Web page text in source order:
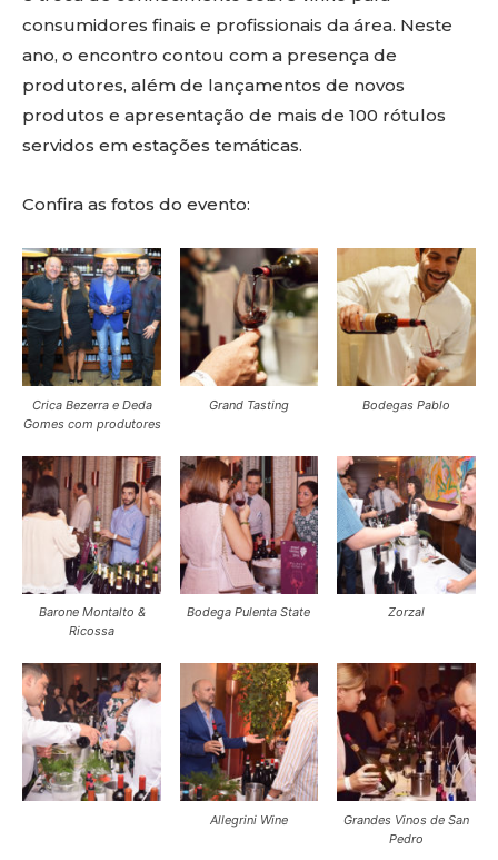
consumidores finais e profissionais da área. Neste
ano, o encontro contou com a presença de
produtores, além de lançamentos de novos
produtos e apresentação de mais de 100 rótulos
servidos em estações temáticas.
Confira as fotos do evento:
Crica Bezerra e Deda
Gomes com produtores
Grand Tasting Bodegas Pablo
Barone Montalto &
Ricossa
Bodega Pulenta State Zorzal
Allegrini Wine
Grandes Vinos de San
Pedro